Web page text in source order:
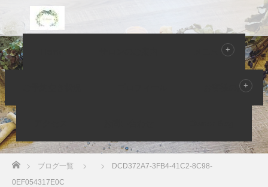
メニュー
お客様の声
ブログ一覧
DCD372A7-3FB4-41C2-8C98-
0EF054317E0C